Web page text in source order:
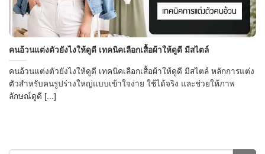
คนอ้วนแต่งตัวยังไงให้ดูดี เทคนิคเลือกเสื้อผ้าให้ดูดี มีสไตล์
คนอ้วนแต่งตัวยังไงให้ดูดี เทคนิคเลือกเสื้อผ้าให้ดูดี มีสไตล์ หลักการแต่ง
ตัวสำหรับคนรูปร่างใหญ่แบบเข้าใจง่าย ใช้ได้จริง และช่วยให้ภาพ
ลักษณ์ดูดี [...]
→
CONTACT US